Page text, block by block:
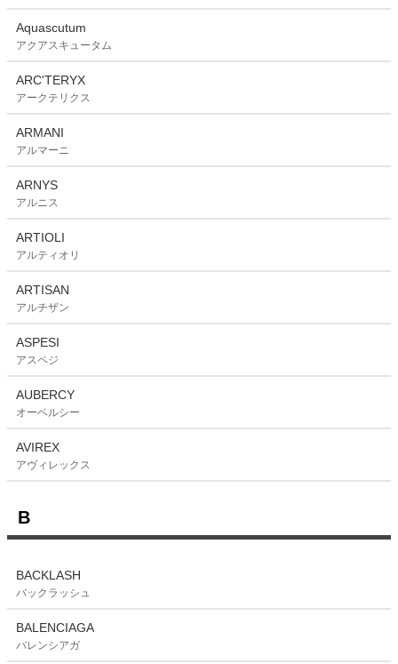
Aquascutum
アクアスキュータム
ARC'TERYX
アークテリクス
ARMANI
アルマーニ
ARNYS
アルニス
ARTIOLI
アルティオリ
ARTISAN
アルチザン
ASPESI
アスペジ
AUBERCY
オーベルシー
AVIREX
アヴィレックス
B
BACKLASH
バックラッシュ
BALENCIAGA
バレンシアガ